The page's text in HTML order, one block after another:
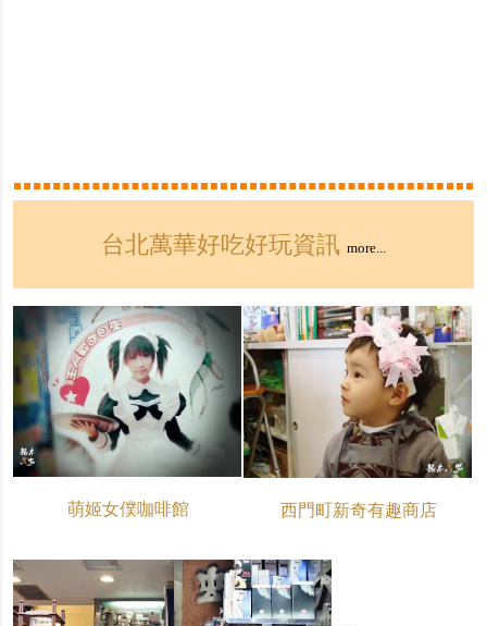
台北萬華好吃好玩資訊 more...
萌姬女僕咖啡館 西門町新奇有趣商店